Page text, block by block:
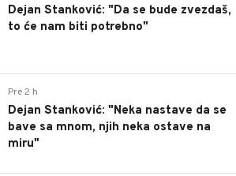
Dejan Stanković: "Da se bude zvezdaš,
to će nam biti potrebno"
Pre 2 h
Dejan Stanković: "Neka nastave da se
bave sa mnom, njih neka ostave na
miru"